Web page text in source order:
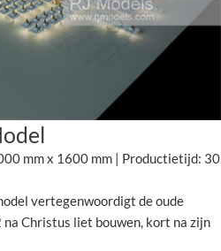
mm x 1600 mm | Productietijd: 30
vertegenwoordigt de oude
Christus liet bouwen, kort na zijn